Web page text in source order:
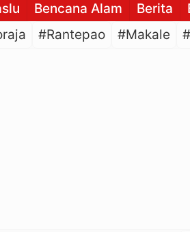
Bencana Alam Berita
#Rantepao #Makale